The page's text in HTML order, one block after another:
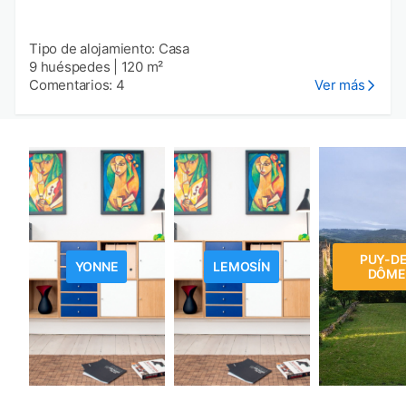
Tipo de alojamiento: Casa
9 huéspedes
120 m²
Comentarios: 4
Ver más
YONNE LEMOSÍN
PUY-
DÔME